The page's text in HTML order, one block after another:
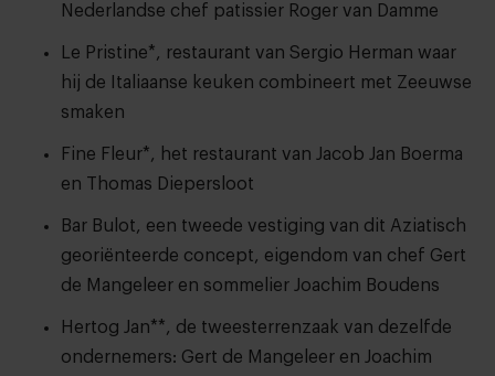
Nederlandse chef patissier Roger van Damme
Le Pristine*, restaurant van Sergio Herman waar
hij de Italiaanse keuken combineert met Zeeuwse
smaken
Fine Fleur*, het restaurant van Jacob Jan Boerma
en Thomas Diepersloot
Bar Bulot, een tweede vestiging van dit Aziatisch
georiënteerde concept, eigendom van chef Gert
de Mangeleer en sommelier Joachim Boudens
Hertog Jan**, de tweesterrenzaak van dezelfde
ondernemers: Gert de Mangeleer en Joachim